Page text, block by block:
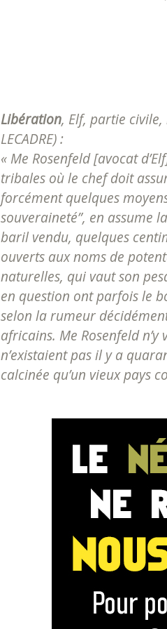
Libération, Elf, partie
LECADRE) :
« Me Rosenfeld [avocat
tribales où le chef doit
forcément quelques
souveraineté”, en assume
baril vendu, quelques
ouverts aux noms de
naturelles, qui vaut son
en question ont parfois le
selon la rumeur
africains. Me Rosenfeld
n’existaient pas il y a
calcinée qu’un vieux pays